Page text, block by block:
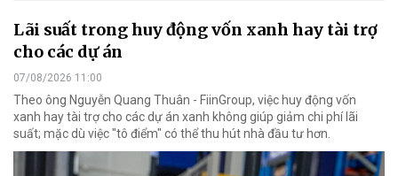
Lãi suất trong huy động vốn xanh hay tài trợ
cho các dự án
07/08/2026 11:00
Theo ông Nguyễn Quang Thuân - FiinGroup, việc huy động vốn
xanh hay tài trợ cho các dự án xanh không giúp giảm chi phí lãi
suất; mặc dù việc "tô điểm" có thể thu hút nhà đầu tư hơn.